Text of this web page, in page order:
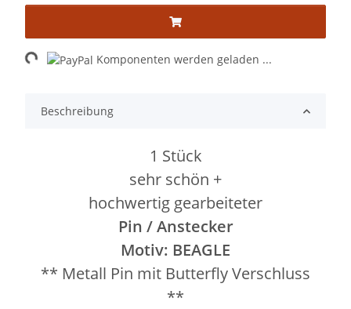
Loading... Komponenten werden geladen ...
Beschreibung
1 Stück
sehr schön +
hochwertig gearbeiteter
Pin / Anstecker
Motiv: BEAGLE
** Metall Pin mit Butterfly Verschluss
**